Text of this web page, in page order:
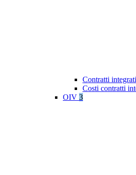
Contratti
Costi contratti
OIV 3